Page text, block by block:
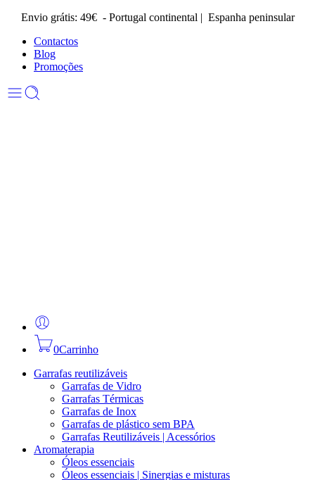
Envio grátis: 49€ - Portugal continental | Espanha peninsular
Contactos
Blog
Promoções
0Carrinho
Garrafas reutilizáveis
Garrafas de Vidro
Garrafas Térmicas
Garrafas de Inox
Garrafas de plástico sem BPA
Garrafas Reutilizáveis | Acessórios
Aromaterapia
Óleos essenciais
Óleos essenciais | Sinergias e misturas